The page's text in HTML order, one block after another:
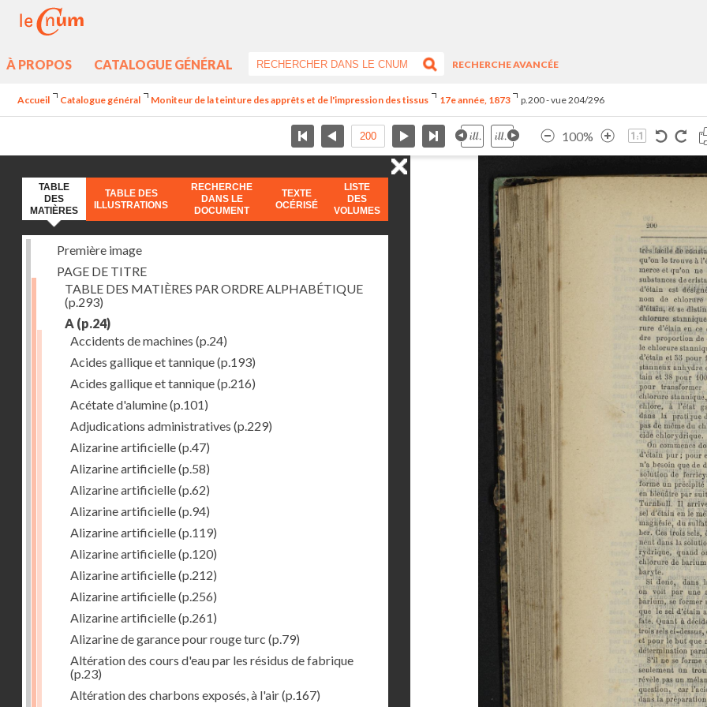
À PROPOS CATALOGUE GÉNÉRAL RECHERCHE AVANCÉE
Accueil Catalogue général Moniteur de la teinture des apprêts et de l'impression des tissus 17e année, 1873 p.200 - vue 204/296
100%
TABLE
DES
MATIÈRES
TABLE DES
ILLUSTRATIONS
RECHERCHE
DANS LE
DOCUMENT
TEXTE
OCÉRISÉ
LISTE
DES
VOLUMES
Première image
PAGE DE TITRE
TABLE DES MATIÈRES PAR ORDRE ALPHABÉTIQUE
(p.293)
A (p.24)
Accidents de machines (p.24)
Acides gallique et tannique(p.193)
Acides gallique et tannique(p.216)
Acétate d'alumine(p.101)
Adjudications administratives (p.229)
Alizarine artificielle(p.47)
Alizarine artificielle(p.58)
Alizarine artificielle(p.62)
Alizarine artificielle(p.94)
Alizarine artificielle(p.119)
Alizarine artificielle(p.120)
Alizarine artificielle(p.212)
Alizarine artificielle(p.256)
Alizarine artificielle(p.261)
Alizarine de garance pour rouge turc (p.79)
Altération des cours d'eau par les résidus de fabrique
(p.23)
Altération des charbons exposés, à l'air(p.167)